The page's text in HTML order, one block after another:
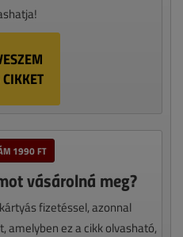
1990 FT
vásárolná meg?
fizetéssel, azonnal
amelyben ez a cikk olvasható,